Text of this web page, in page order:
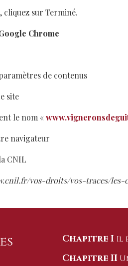
cliquez sur Terminé.
Chrome
de contenus
site
le nom «
navigateur
CNIL
vos-droits/vos-traces/les-
Chapitre I Il
Chapitre II